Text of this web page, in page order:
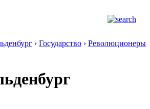
› Государство › Революционеры